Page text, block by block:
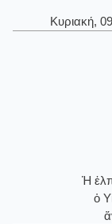
Κυριακή,
Ἡ
ὁ